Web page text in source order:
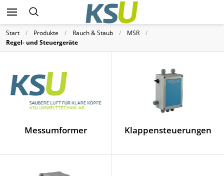
Start Produkte Rauch & Staub
MSR
Regel- und Steuergeräte
Messumformer Klappensteuerungen